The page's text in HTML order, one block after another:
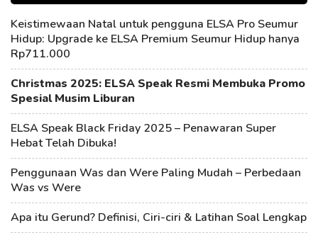
Keistimewaan Natal untuk pengguna ELSA Pro Seumur
Hidup: Upgrade ke ELSA Premium Seumur Hidup hanya
Rp711.000
Christmas 2025: ELSA Speak Resmi Membuka Promo
Spesial Musim Liburan
ELSA Speak Black Friday 2025 – Penawaran Super
Hebat Telah Dibuka!
Penggunaan Was dan Were Paling Mudah – Perbedaan
Was vs Were
Apa itu Gerund? Definisi, Ciri-ciri & Latihan Soal Lengkap